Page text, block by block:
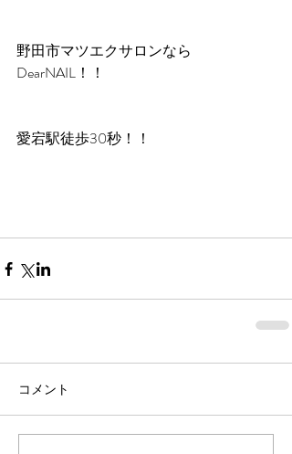
野田市マツエクサロンなら
DearNAIL！！
愛宕駅徒歩30秒！！
コメント